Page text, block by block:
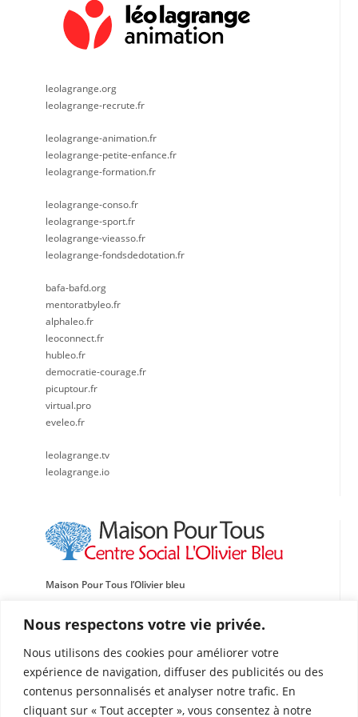
Nous respectons votre vie privée.
Nous utilisons des cookies pour améliorer votre
expérience de navigation, diffuser des publicités ou des
contenus personnalisés et analyser notre trafic. En
cliquant sur « Tout accepter », vous consentez à notre
leolagrange.org
leolagrange-recrute.fr
leolagrange-animation.fr
leolagrange-petite-enfance.fr
leolagrange-formation.fr
leolagrange-conso.fr
leolagrange-sport.fr
leolagrange-vieasso.fr
leolagrange-fondsdedotation.fr
bafa-bafd.org
mentoratbyleo.fr
alphaleo.fr
leoconnect.fr
hubleo.fr
democratie-courage.fr
picuptour.fr
virtual.pro
eveleo.fr
leolagrange.tv
leolagrange.io
Maison Pour Tous l’Olivier bleu
Centre social, Sportif et Culturel Léo Lagrange Méditerranée
Traverse de l’École de l’Oasis
13015 Marseille
Tél : 04 91 60 87 72
Fax : 04 91 69 03 50